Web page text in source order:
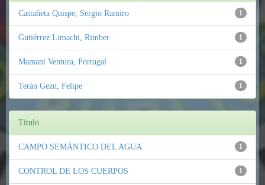
1
Castañeta Quispe, Sergio Ramiro
1
Gutiérrez Limachi, Rimber
1
Mamani Ventura, Portugal
1
Terán Gezn, Felipe
Título
1
CAMPO SEMÁNTICO DEL AGUA
1
CONTROL DE LOS CUERPOS